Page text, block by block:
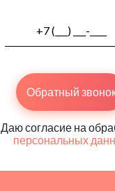
Обратный
Даю согласие на
персональных